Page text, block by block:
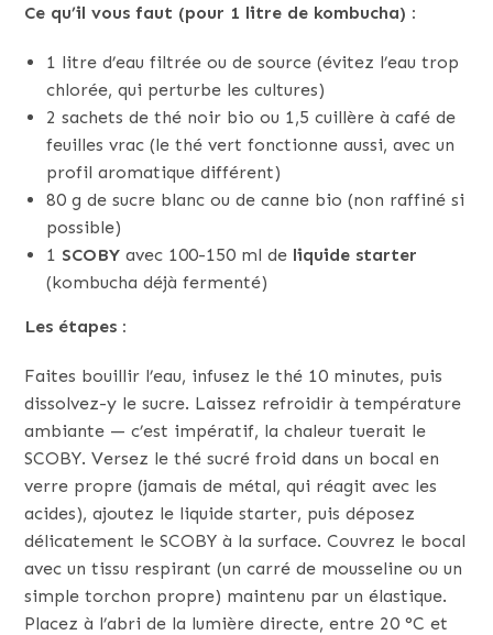
Ce qu’il vous faut (pour 1 litre de kombucha) :
1 litre d’eau filtrée ou de source (évitez l’eau trop
chlorée, qui perturbe les cultures)
2 sachets de thé noir bio ou 1,5 cuillère à café de
feuilles vrac (le thé vert fonctionne aussi, avec un
profil aromatique différent)
80 g de sucre blanc ou de canne bio (non raffiné si
possible)
1 SCOBY avec 100-150 ml de liquide starter
(kombucha déjà fermenté)
Les étapes :
Faites bouillir l’eau, infusez le thé 10 minutes, puis
dissolvez-y le sucre. Laissez refroidir à température
ambiante — c’est impératif, la chaleur tuerait le
SCOBY. Versez le thé sucré froid dans un bocal en
verre propre (jamais de métal, qui réagit avec les
acides), ajoutez le liquide starter, puis déposez
délicatement le SCOBY à la surface. Couvrez le bocal
avec un tissu respirant (un carré de mousseline ou un
simple torchon propre) maintenu par un élastique.
Placez à l’abri de la lumière directe, entre 20 °C et